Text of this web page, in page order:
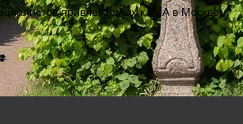
привлекаемых к ГИА в Москве,